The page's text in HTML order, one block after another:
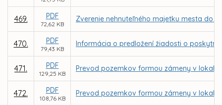
469. PDF
72,62 KB
Zverenie nehnuteľného majetku mesta do
470. PDF
79,43 KB
Informácia o predložení žiadosti o
471. PDF
129,25 KB
Prevod pozemkov formou zámeny v
472. PDF
108,76 KB
Prevod pozemkov formou zámeny v